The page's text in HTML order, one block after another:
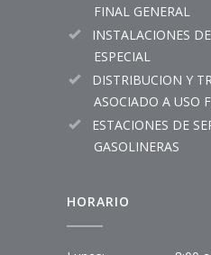
FINAL GENERAL
INSTALACIONES
ESPECIAL
DISTRIBUCION Y
ASOCIADO A USO
ESTACIONES DE
GASOLINERAS
HORARIO